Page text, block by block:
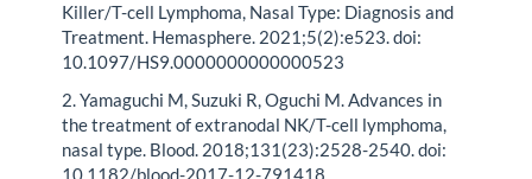
Killer/T-cell Lymphoma, Nasal Type: Diagnosis and
Treatment. Hemasphere. 2021;5(2):e523. doi:
10.1097/HS9.0000000000000523
2. Yamaguchi M, Suzuki R, Oguchi M. Advances in
the treatment of extranodal NK/T-cell lymphoma,
nasal type. Blood. 2018;131(23):2528-2540. doi:
10.1182/blood-2017-12-791418